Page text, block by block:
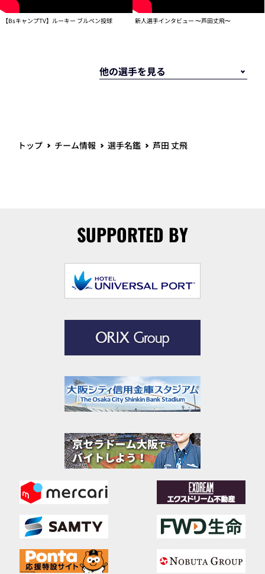
【BsキャンプTV】ルーキー ブルペン投球 新人選手インタビュー 〜芦田丈飛〜
トップ チーム情報 選手名鑑 芦田 丈飛
SUPPORTED BY